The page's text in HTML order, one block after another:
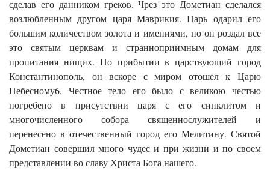
сделав его данником греков. Чрез это Дометиан сделался
возлюбленным другом царя Маврикия. Царь одарил его
большим количеством золота и имениями, но он роздал все
это святым церквам и странноприимным домам для
пропитания нищих. По прибытии в царствующий город
Константинополь, он вскоре с миром отошел к Царю
Небесному6. Честное тело его было с великою честью
погребено в присутствии царя с его синклитом и
многочисленного собора священнослужителей и
перенесено в отечественный город его Мелитину. Святой
Дометиан совершил много чудес и при жизни и по своем
представлении во славу Христа Бога нашего.